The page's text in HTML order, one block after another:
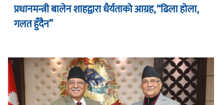
प्रधानमन्त्री बालेन शाहद्वारा धैर्यताको आग्रह, “ढिला होला,
गलत हुँदैन”